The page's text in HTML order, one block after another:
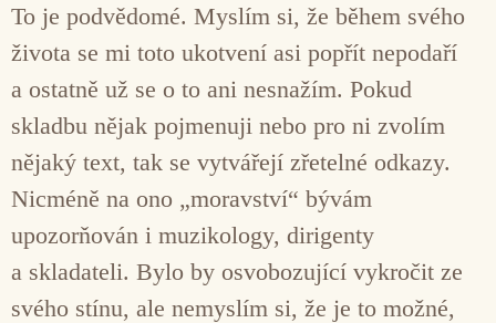
To je podvědomé. Myslím si, že během svého
života se mi toto ukotvení asi popřít nepodaří
a ostatně už se o to ani nesnažím. Pokud
skladbu nějak pojmenuji nebo pro ni zvolím
nějaký text, tak se vytvářejí zřetelné odkazy.
Nicméně na ono „moravství“ bývám
upozorňován i muzikology, dirigenty
a skladateli. Bylo by osvobozující vykročit ze
svého stínu, ale nemyslím si, že je to možné,